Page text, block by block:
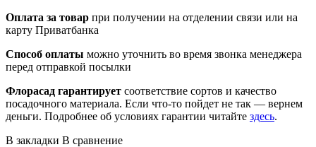
Оплата за товар при получении на отделении связи или на
карту Приватбанка
Способ оплаты можно уточнить во время звонка менеджера
перед отправкой посылки
Флорасад гарантирует соответствие сортов и качество
посадочного материала. Если что-то пойдет не так — вернем
деньги. Подробнее об условиях гарантии читайте здесь.
В закладки В сравнение